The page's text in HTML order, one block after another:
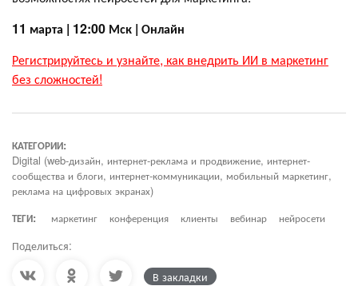
11 марта | 12:00 Мск | Онлайн
Регистрируйтесь и узнайте, как внедрить ИИ в маркетинг
без сложностей!
КАТЕГОРИИ:
Digital (web-дизайн, интернет-реклама и продвижение, интернет-
сообщества и блоги, интернет-коммуникации, мобильный маркетинг,
реклама на цифровых экранах)
ТЕГИ:
маркетинг конференция клиенты вебинар нейросети
Поделиться:
В закладки